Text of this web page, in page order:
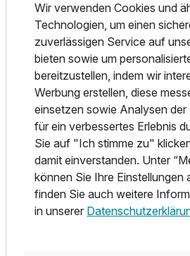
Zusatznächte
Für 8 Tage
den Themen entsprechend
individuelle Wohnträume mit einem
Wohlfühlatmosphäre, die Sie die
thematisierten Speisen bereits im
Ein unvergessliches Erlebnis in
liebevoll gestalteten Ambiente.
Entspannung für die Seele...
Die Belastungen des Alltags hinter
eintauchen in die Welt völliger
neu gestalteten ALPINARIA mit
Sauna, Sanarium und großzügigem
nach einem ereignisreichen
Wir verwenden Cookies und
Technologien, um einen
zuverlässigen Service auf
bieten sowie um
bereitzustellen, indem wir
Werbung erstellen, diese
einsetzen sowie Analysen
für ein verbessertes Erlebnis
Sie auf "Ich stimme zu"
damit einverstanden. Unter
können Sie Ihre Einstellungen
finden Sie auch weitere
in unserer